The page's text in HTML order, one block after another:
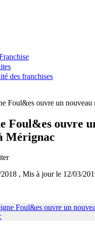
des franchises
Foul&es ouvre un nouveau
Foul&es ouvre
Mérignac
, Mis à jour le 12/03/